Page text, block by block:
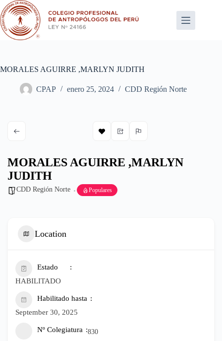
Saltar
al
contenido
MORALES AGUIRRE ,MARLYN JUDITH
CPAP enero 25, 2024 CDD Región Norte
MORALES AGUIRRE ,MARLYN
JUDITH
CDD Región Norte Populares
Location
Estado
HABILITADO
Habilitado hasta
September 30, 2025
Nº Colegiatura 830